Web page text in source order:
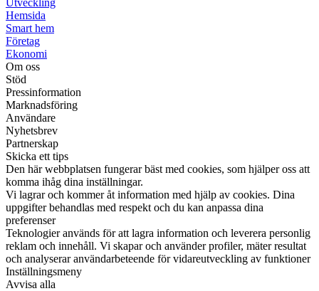
Utveckling
Hemsida
Smart hem
Företag
Ekonomi
Om oss
Stöd
Pressinformation
Marknadsföring
Användare
Nyhetsbrev
Partnerskap
Skicka ett tips
Den här webbplatsen fungerar bäst med cookies, som hjälper oss att
komma ihåg dina inställningar.
Vi lagrar och kommer åt information med hjälp av cookies. Dina
uppgifter behandlas med respekt och du kan anpassa dina
preferenser
Teknologier används för att lagra information och leverera personlig
reklam och innehåll. Vi skapar och använder profiler, mäter resultat
och analyserar användarbeteende för vidareutveckling av funktioner
Inställningsmeny
Avvisa alla